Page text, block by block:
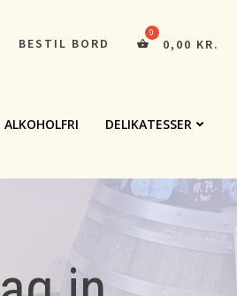
BESTIL BORD 0,00 KR.
ALKOHOLFRI DELIKATESSER